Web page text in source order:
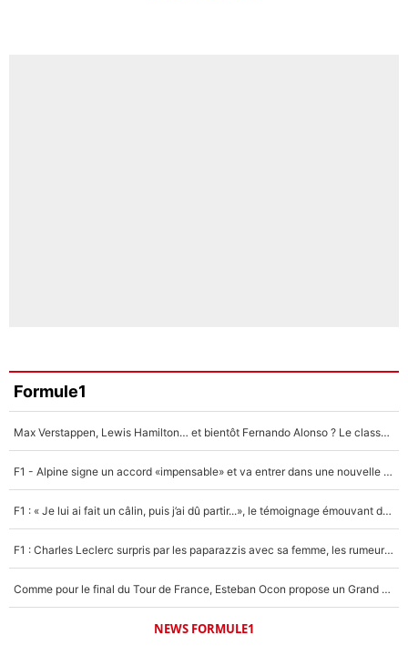
Formule1
Max Verstappen, Lewis Hamilton… et bientôt Fernando Alonso ? Le classement des pilotes les mieux payés en Formule 1 risque de changer !
F1 - Alpine signe un accord «impensable» et va entrer dans une nouvelle dimension : Grande nouvelle pour Pierre Gasly !
F1 : « Je lui ai fait un câlin, puis j’ai dû partir...», le témoignage émouvant de Max Verstappen sur sa fille
F1 : Charles Leclerc surpris par les paparazzis avec sa femme, les rumeurs étaient vraies !
Comme pour le final du Tour de France, Esteban Ocon propose un Grand Prix de Formule 1 à Paris : «Autour de l’Arc de Triomphe, ce serait génial» !
NEWS FORMULE1